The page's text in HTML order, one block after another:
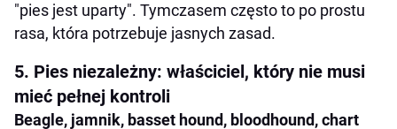
"pies jest uparty". Tymczasem często to po prostu
rasa, która potrzebuje jasnych zasad.
5. Pies niezależny: właściciel, który nie musi
mieć pełnej kontroli
Beagle, jamnik, basset hound, bloodhound, chart